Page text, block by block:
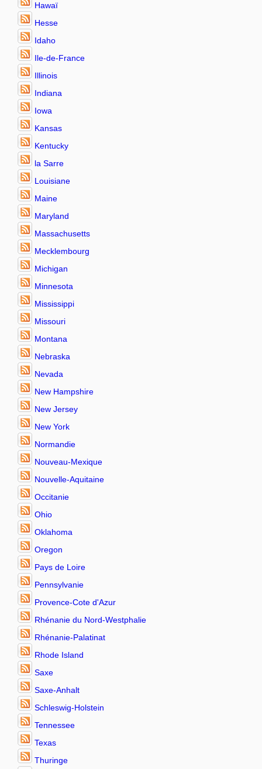
Hawaï
Hesse
Idaho
Ile-de-France
Illinois
Indiana
Iowa
Kansas
Kentucky
la Sarre
Louisiane
Maine
Maryland
Massachusetts
Mecklembourg
Michigan
Minnesota
Mississippi
Missouri
Montana
Nebraska
Nevada
New Hampshire
New Jersey
New York
Normandie
Nouveau-Mexique
Nouvelle-Aquitaine
Occitanie
Ohio
Oklahoma
Oregon
Pays de Loire
Pennsylvanie
Provence-Cote d'Azur
Rhénanie du Nord-Westphalie
Rhénanie-Palatinat
Rhode Island
Saxe
Saxe-Anhalt
Schleswig-Holstein
Tennessee
Texas
Thuringe